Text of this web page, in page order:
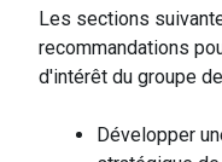
Les sections
recommandations
d'intérêt du groupe
Développer